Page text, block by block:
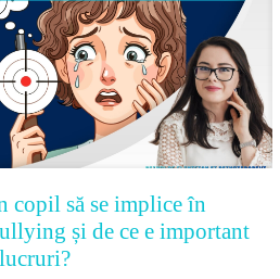
copil să se implice în
și de ce e important